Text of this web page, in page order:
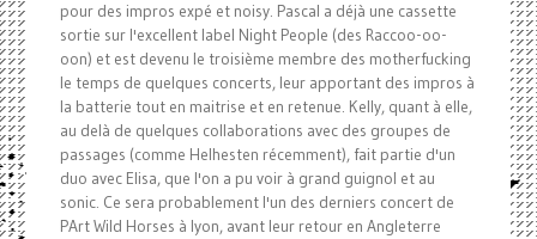
pour des impros expé et noisy. Pascal a déjà une cassette
sortie sur l'excellent label Night People (des Raccoo-oo-
oon) et est devenu le troisième membre des motherfucking
le temps de quelques concerts, leur apportant des impros à
la batterie tout en maitrise et en retenue. Kelly, quant à elle,
au delà de quelques collaborations avec des groupes de
passages (comme Helhesten récemment), fait partie d'un
duo avec Elisa, que l'on a pu voir à grand guignol et au
sonic. Ce sera probablement l'un des derniers concert de
PArt Wild Horses à lyon, avant leur retour en Angleterre